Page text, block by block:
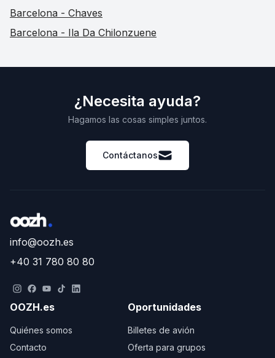
Barcelona - Chaves
Barcelona - Ila Da Chilonzuene
¿Necesita ayuda?
Hagamos las cosas simples juntos.
Contáctanos
info@oozh.es
+40 31 780 80 80
OOZH.es
Quiénes somos
Contacto
Oportunidades
Billetes de avión
Oferta para grupos